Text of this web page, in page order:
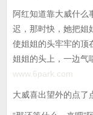
阿红知道靠大威什么
迟，那时快，她把姐
使姐姐的头牢牢的顶
姐姐的头上，一边气
www.6park.com
大威喜出望外的点了